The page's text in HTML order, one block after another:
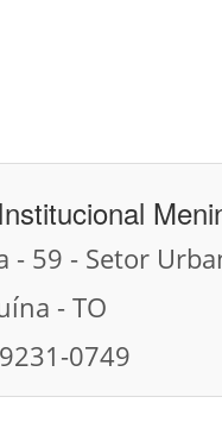
- 59 - Setor
- TO
0749